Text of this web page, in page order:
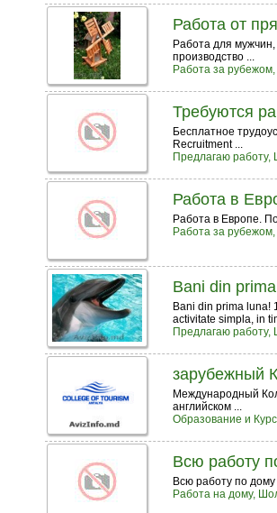
Работа от
Работа для
производство ...
Работа за
Требуются
Бесплатное
Recruitment ...
Предлагаю
Работа в
Работа в Европе.
Работа за
Bani din
Bani din prima luna!
activitate simpla, in
Предлагаю
зарубежный
Международный
английском ...
Образование и
Всю работу
Всю работу по дому
Работа на дому,